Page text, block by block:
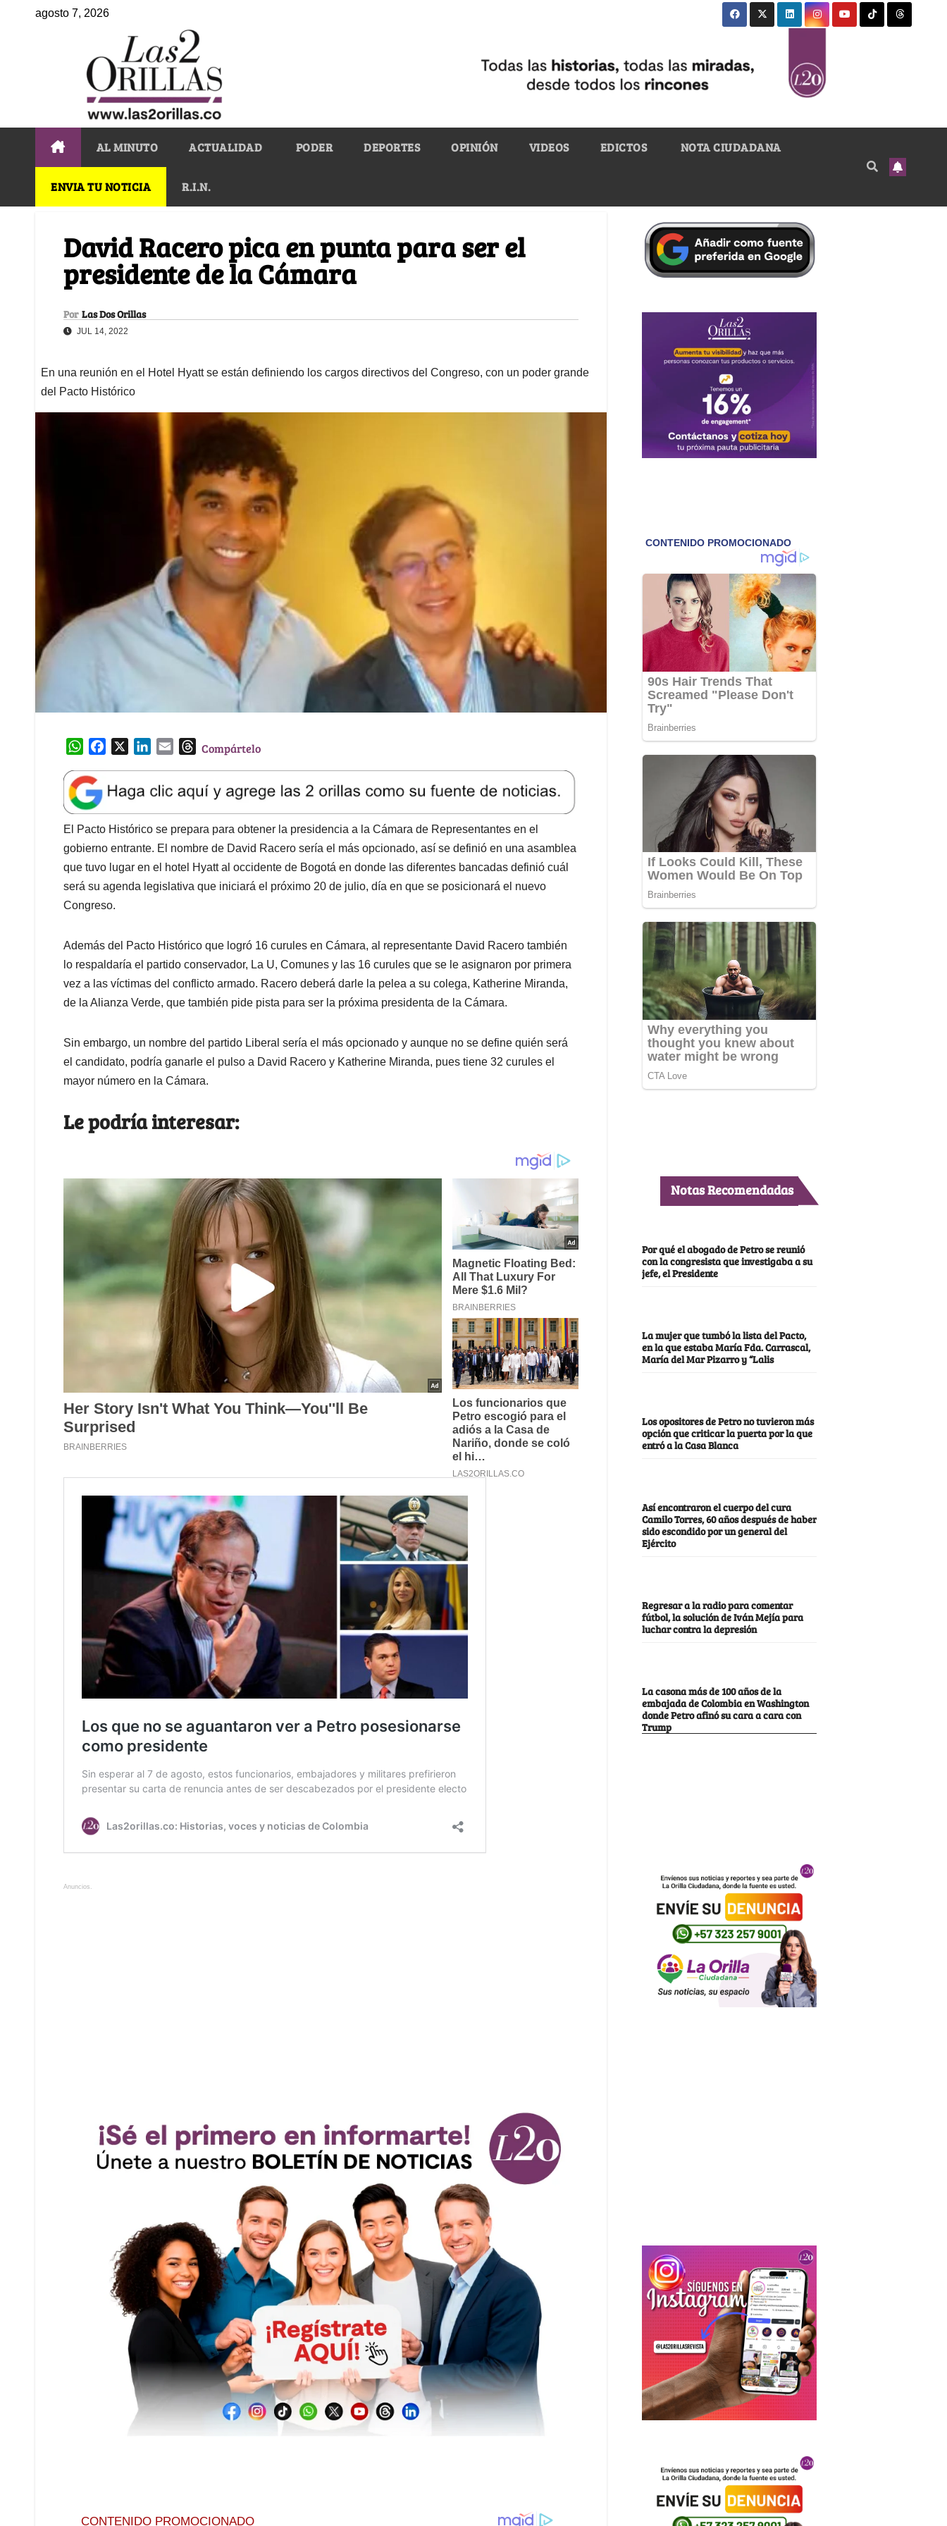
agosto 7, 2026
AL MINUTO ACTUALIDAD PODER DEPORTES OPINIÓN VIDEOS EDICTOS NOTA CIUDADANA
ENVIA TU NOTICIA R.I.N.
David Racero pica en punta para ser el
presidente de la Cámara
Por Las Dos Orillas
JUL 14, 2022
En una reunión en el Hotel Hyatt se están definiendo los cargos directivos del Congreso, con un poder grande
del Pacto Histórico
W
a
t
s
A
p
p
e
b
o
o
k
k
e
d
I
n
l
T
e
a
d
s
Compártelo
El Pacto Histórico se prepara para obtener la presidencia a la Cámara de Representantes en el
gobierno entrante. El nombre de David Racero sería el más opcionado, así se definió en una asamblea
que tuvo lugar en el hotel Hyatt al occidente de Bogotá en donde las diferentes bancadas definió cuál
será su agenda legislativa que iniciará el próximo 20 de julio, día en que se posicionará el nuevo
Congreso.
Además del Pacto Histórico que logró 16 curules en Cámara, al representante David Racero también
lo respaldaría el partido conservador, La U, Comunes y las 16 curules que se le asignaron por primera
vez a las víctimas del conflicto armado. Racero deberá darle la pelea a su colega, Katherine Miranda,
de la Alianza Verde, que también pide pista para ser la próxima presidenta de la Cámara.
Sin embargo, un nombre del partido Liberal sería el más opcionado y aunque no se define quién será
el candidato, podría ganarle el pulso a David Racero y Katherine Miranda, pues tiene 32 curules el
mayor número en la Cámara.
Le podría interesar:
Anuncios.
Notas Recomendadas
Por qué el abogado de Petro se reunió
con la congresista que investigaba a su
jefe, el Presidente
La mujer que tumbó la lista del Pacto,
en la que estaba María Fda. Carrascal,
María del Mar Pizarro y “Lalis
Los opositores de Petro no tuvieron más
opción que criticar la puerta por la que
entró a la Casa Blanca
Así encontraron el cuerpo del cura
Camilo Torres, 60 años después de haber
sido escondido por un general del
Ejército
Regresar a la radio para comentar
fútbol, la solución de Iván Mejía para
luchar contra la depresión
La casona más de 100 años de la
embajada de Colombia en Washington
donde Petro afinó su cara a cara con
Trump